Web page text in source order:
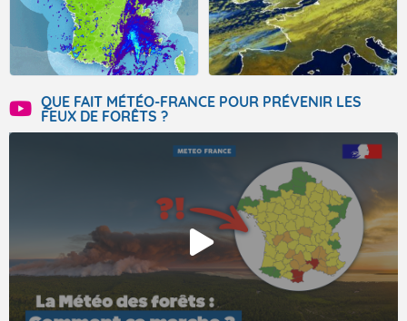
QUE FAIT MÉTÉO-FRANCE POUR PRÉVENIR LES
FEUX DE FORÊTS ?